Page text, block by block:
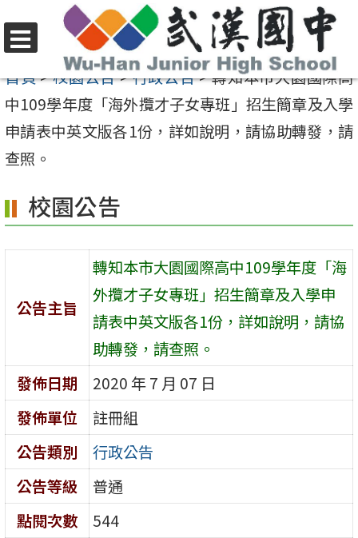
至
要
內
容
選
單
首頁>校園公告>行政公告>轉知本市大園國際高
中109學年度「海外攬才子女專班」招生簡章及入學
申請表中英文版各1份，詳如說明，請協助轉發，請
查照。
校園公告
公告主旨
轉知本市大園國際高中109學年度「海
外攬才子女專班」招生簡章及入學申
請表中英文版各1份，詳如說明，請協
助轉發，請查照。
發佈日期
2020 年 7 月 07 日
發佈單位
註冊組
公告類別
行政公告
公告等級
普通
點閱次數
544